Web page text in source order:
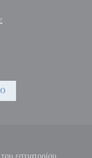
σε νέο
((ανοίγει σε νέο
εστιατορίου